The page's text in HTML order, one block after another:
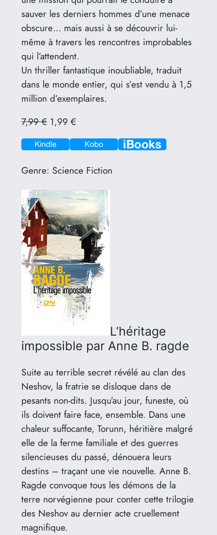
sauver les derniers hommes d’une menace
obscure… mais aussi à se découvrir lui-
même à travers les rencontres improbables
qui l’attendent.
Un thriller fantastique inoubliable, traduit
dans le monde entier, qui s’est vendu à 1,5
million d’exemplaires.
7,99 €1,99 €
Genre: Science Fiction
L’héritage
impossible par Anne B. ragde
Suite au terrible secret révélé au clan des
Neshov, la fratrie se disloque dans de
pesants non-dits. Jusqu’au jour, funeste, où
ils doivent faire face, ensemble. Dans une
chaleur suffocante, Torunn, héritière malgré
elle de la ferme familiale et des guerres
silencieuses du passé, dénouera leurs
destins – traçant une vie nouvelle. Anne B.
Ragde convoque tous les démons de la
terre norvégienne pour conter cette trilogie
des Neshov au dernier acte cruellement
magnifique.